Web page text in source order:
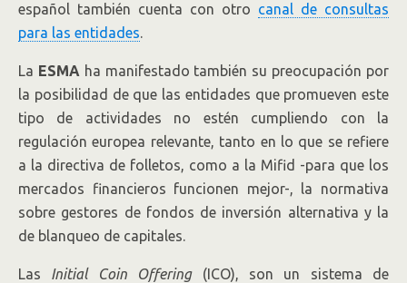
español también cuenta con otro canal de consultas
para las entidades.
La ESMA ha manifestado también su preocupación por
la posibilidad de que las entidades que promueven este
tipo de actividades no estén cumpliendo con la
regulación europea relevante, tanto en lo que se refiere
a la directiva de folletos, como a la Mifid -para que los
mercados financieros funcionen mejor-, la normativa
sobre gestores de fondos de inversión alternativa y la
de blanqueo de capitales.
Las Initial Coin Offering(ICO), son un sistema de